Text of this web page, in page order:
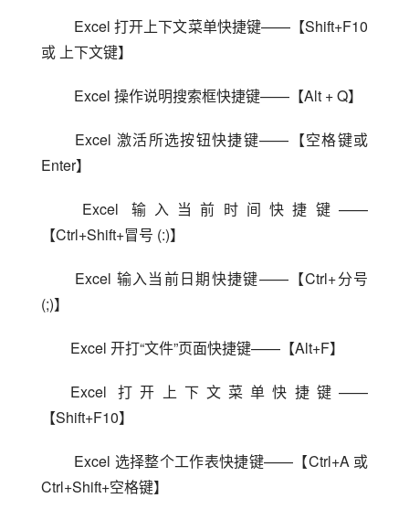
或 上下文键】
Excel 操作说明搜索框快捷键——【Alt + Q】
Enter】
【Ctrl+Shift+冒号 (:)】
(;)】
Excel 开打“文件”页面快捷键——【Alt+F】
Excel 打开上下文菜单快捷键——
【Shift+F10】
Ctrl+Shift+空格键】